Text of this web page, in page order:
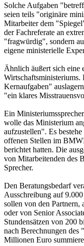
Solche Aufgaben
seien teils "originäre
Mitarbeiter dem
der Fachreferate an
"fragwürdig", sondern
eigene ministerielle
Ähnlich äußert sich eine
Kernaufgaben"
"ein klares
Ein
wolle das Ministerium
aufzustellen". Es
offenen Stellen im
berichtet hatten. Die
von Mitarbeitenden des
Sprecher.
Den Beratungsbedarf
Ausschreibung auf
sollen von den Partnern,
oder von Senior
Stundensätzen von 200
nach Berechnungen des
Millionen Euro